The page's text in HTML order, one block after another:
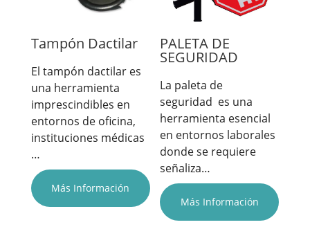
Tampón Dactilar
El tampón dactilar es
una herramienta
imprescindibles en
entornos de oficina,
instituciones médicas
…
Más Información
PALETA DE
SEGURIDAD
La paleta de
seguridad es una
herramienta esencial
en entornos laborales
donde se requiere
señaliza…
Más Información